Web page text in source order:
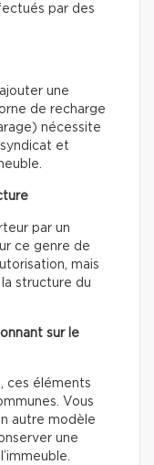
par des
une
de recharge
nécessite
et
par un
ce genre de
mais
structure du
sur le
ces éléments
Vous
autre modèle
une